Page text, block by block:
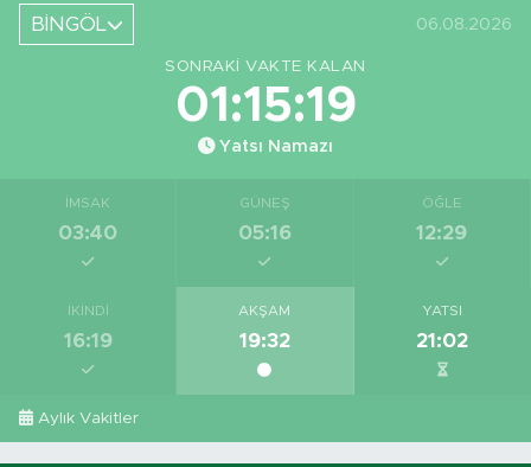
BİNGÖL 06.08.2026
SONRAKI VAKTE KALAN
01:15:18
Yatsı Namazı
İMSAK
03:40
GÜNEŞ
05:16
ÖĞLE
12:29
İKINDI
16:19
AKŞAM
19:32
YATSI
21:02
Aylık Vakitler